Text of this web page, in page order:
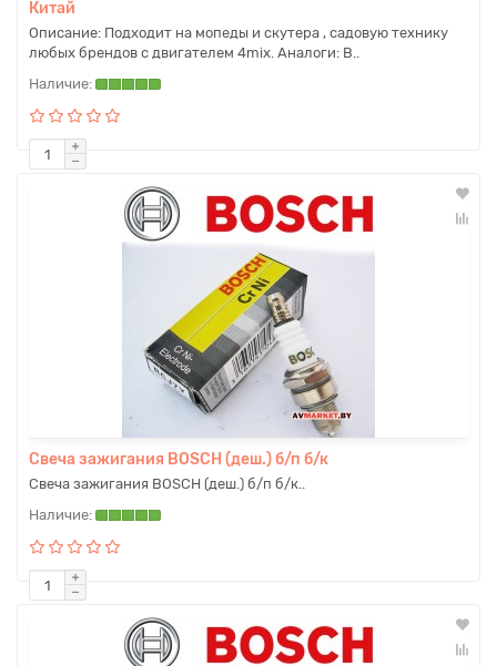
Китай
Описание: Подходит на мопеды и скутера , садовую технику
любых брендов с двигателем 4mix. Аналоги: B..
Свеча зажигания BOSCH (деш.) б/п б/к
Свеча зажигания BOSCH (деш.) б/п б/к..